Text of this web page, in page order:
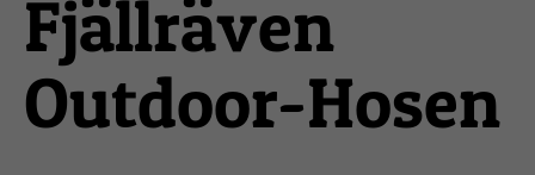
Fjällräven
Outdoor-Hosen